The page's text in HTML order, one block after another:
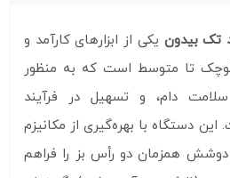
تک بیدون یکی از ابزارهای کارآمد و
کوچک تا متوسط است که به منظور
دام، و تسهیل در فرآیند
دستگاه با بهره‌گیری از مکانیزم
دوشش همزمان دو رأس بز را فراهم